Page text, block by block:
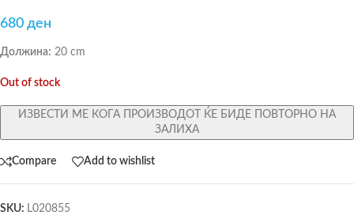
680 ден
Должина: 20 cm
Out of stock
ИЗВЕСТИ МЕ КОГА ПРОИЗВОДОТ ЌЕ БИДЕ ПОВТОРНО НА
ЗАЛИХА
Compare Add to wishlist
SKU: L020855